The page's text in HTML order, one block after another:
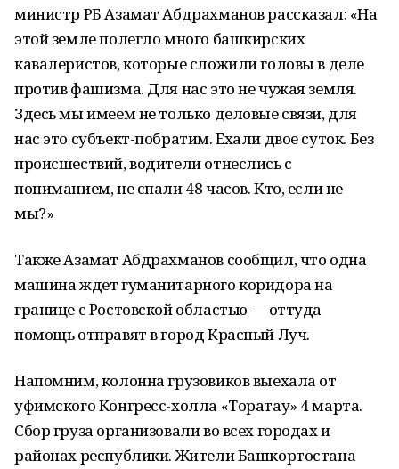
министр РБ Азамат Абдрахманов рассказал: «На
этой земле полегло много башкирских
кавалеристов, которые сложили головы в деле
против фашизма. Для нас это не чужая земля.
Здесь мы имеем не только деловые связи, для
нас это субъект-побратим. Ехали двое суток. Без
происшествий, водители отнеслись с
пониманием, не спали 48 часов. Кто, если не
мы?»
Также Азамат Абдрахманов сообщил, что одна
машина ждет гуманитарного коридора на
границе с Ростовской областью — оттуда
помощь отправят в город Красный Луч.
Напомним, колонна грузовиков выехала от
уфимского Конгресс-холла «Торатау» 4 марта.
Сбор груза организовали во всех городах и
районах республики. Жители Башкортостана